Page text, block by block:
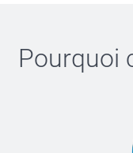
Pourquoi